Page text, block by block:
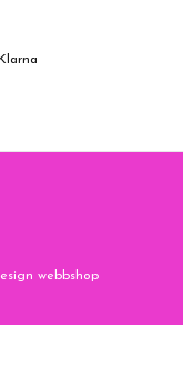
webbshop